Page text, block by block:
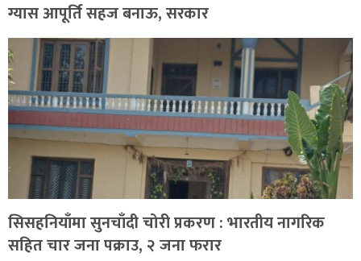
ग्यास आपूर्ति सहज बनाऊ, सरकार
सिसहनियाँमा सुनचाँदी चोरी प्रकरण : भारतीय नागरिक
सहित चार जना पक्राउ, २ जना फरार